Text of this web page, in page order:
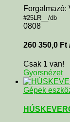
Forgalmazó:
#25LR__/db
0808
260 350,0 Ft
Csak 1 van!
Gyorsnézet
Gépek